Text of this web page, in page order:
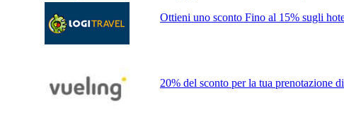
Ottieni uno sconto Fino al 15% sugli
20% del sconto per la tua prenotazione